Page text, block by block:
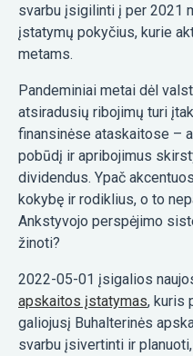
svarbu įsigilinti į per 2021
įstatymų pokyčius, kurie
metams.
Pandeminiai metai dėl
atsiradusių ribojimų turi
finansinėse ataskaitose –
pobūdį ir apribojimus
dividendus. Ypač
kokybę ir rodiklius, o to
Ankstyvojo perspėjimo
žinoti?
2022-05-01 įsigalios
apskaitos įstatymas, kuris
galiojusį Buhalterinės
svarbu įsivertinti ir